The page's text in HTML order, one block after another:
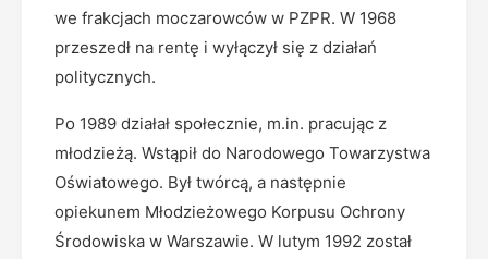
we frakcjach moczarowców w PZPR. W 1968
przeszedł na rentę i wyłączył się z działań
politycznych.
Po 1989 działał społecznie, m.in. pracując z
młodzieżą. Wstąpił do Narodowego Towarzystwa
Oświatowego. Był twórcą, a następnie
opiekunem Młodzieżowego Korpusu Ochrony
Środowiska w Warszawie. W lutym 1992 został